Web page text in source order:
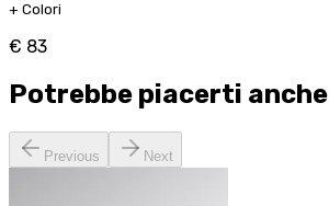
+ Colori
€ 83
Potrebbe piacerti anche
Previous Next